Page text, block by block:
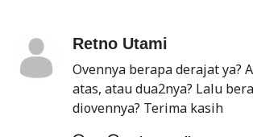
Retno Utami
Ovennya berapa derajat ya?
atas, atau dua2nya? Lalu
diovennya? Terima kasih